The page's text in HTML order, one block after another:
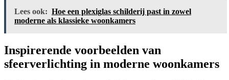
Lees ook: Hoe een plexiglas schilderij past in zowel
moderne als klassieke woonkamers
Inspirerende voorbeelden van
sfeerverlichting in moderne woonkamers